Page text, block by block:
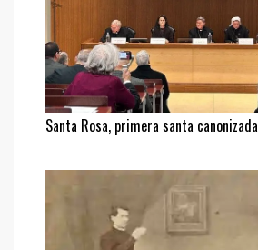
Santa Rosa, primera santa canonizada